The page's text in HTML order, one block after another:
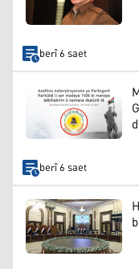
berî 6 saet
berî 6 saet